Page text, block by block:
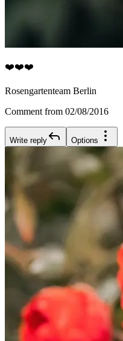
❤️❤️❤️
Rosengartenteam Berlin
Comment from 02/08/2016
Write reply Options